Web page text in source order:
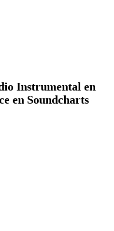
Instrumental en
en Soundcharts